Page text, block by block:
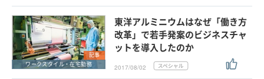
記事
ワークスタイル・在宅勤務
東洋アルミニウムはなぜ「働き方
改革」で若手発案のビジネスチャ
ットを導入したのか
2017/08/02